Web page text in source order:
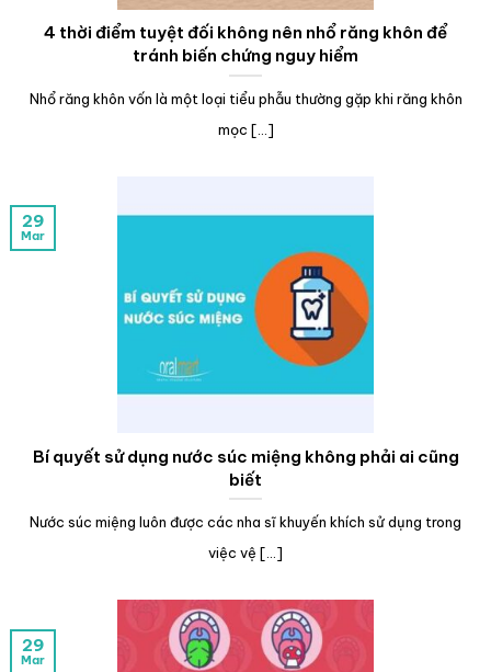
4 thời điểm tuyệt đối không nên nhổ răng khôn để
tránh biến chứng nguy hiểm
Nhổ răng khôn vốn là một loại tiểu phẫu thường gặp khi răng khôn
mọc [...]
Bí quyết sử dụng nước súc miệng không phải ai cũng
biết
Nước súc miệng luôn được các nha sĩ khuyến khích sử dụng trong
việc vệ [...]
29
Mar
29
Mar